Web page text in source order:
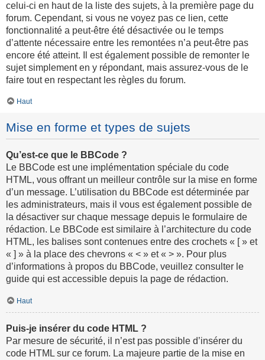
celui-ci en haut de la liste des sujets, à la première page du
forum. Cependant, si vous ne voyez pas ce lien, cette
fonctionnalité a peut-être été désactivée ou le temps
d’attente nécessaire entre les remontées n’a peut-être pas
encore été atteint. Il est également possible de remonter le
sujet simplement en y répondant, mais assurez-vous de le
faire tout en respectant les règles du forum.
Haut
Mise en forme et types de sujets
Qu’est-ce que le BBCode ?
Le BBCode est une implémentation spéciale du code
HTML, vous offrant un meilleur contrôle sur la mise en forme
d’un message. L’utilisation du BBCode est déterminée par
les administrateurs, mais il vous est également possible de
la désactiver sur chaque message depuis le formulaire de
rédaction. Le BBCode est similaire à l’architecture du code
HTML, les balises sont contenues entre des crochets « [ » et
« ] » à la place des chevrons « < » et « > ». Pour plus
d’informations à propos du BBCode, veuillez consulter le
guide qui est accessible depuis la page de rédaction.
Haut
Puis-je insérer du code HTML ?
Par mesure de sécurité, il n’est pas possible d’insérer du
code HTML sur ce forum. La majeure partie de la mise en